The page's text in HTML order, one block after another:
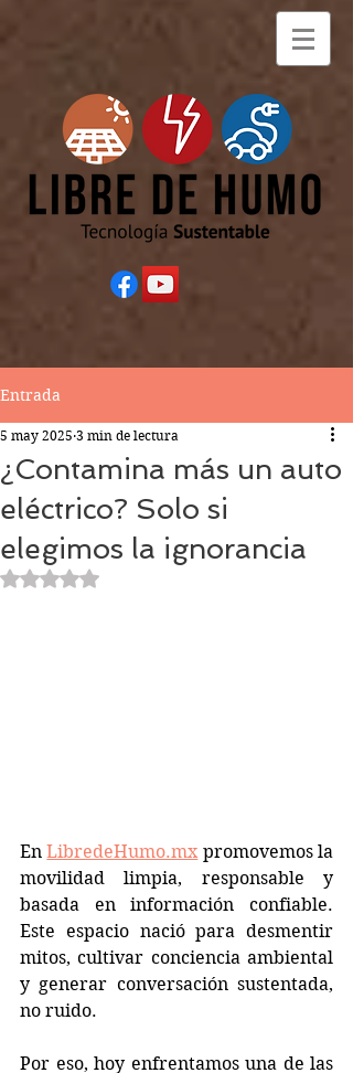
Entrada
¿Contamina más un auto
eléctrico? Solo si
elegimos la ignorancia
5 may 2025 3 min de lectura
Obtuvo NaN de 5 estrellas.
En LibredeHumo.mx promovemos la
movilidad limpia, responsable y
basada en información confiable.
Este espacio nació para desmentir
mitos, cultivar conciencia ambiental
y generar conversación sustentada,
no ruido.
Por eso, hoy enfrentamos una de las